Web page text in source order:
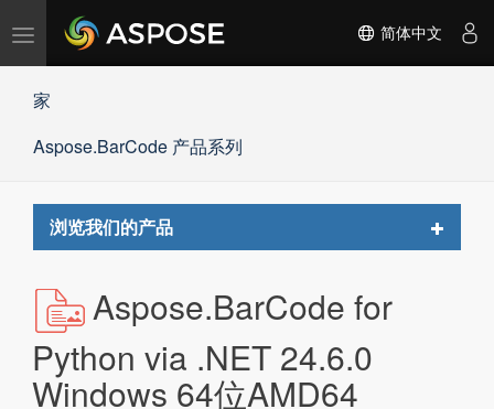
切
航
简体中文
家
Aspose.BarCode 产品系列
浏览我们的产品
Toggle
Aspose.BarCode for
Python via .NET 24.6.0
Windows 64位AMD64